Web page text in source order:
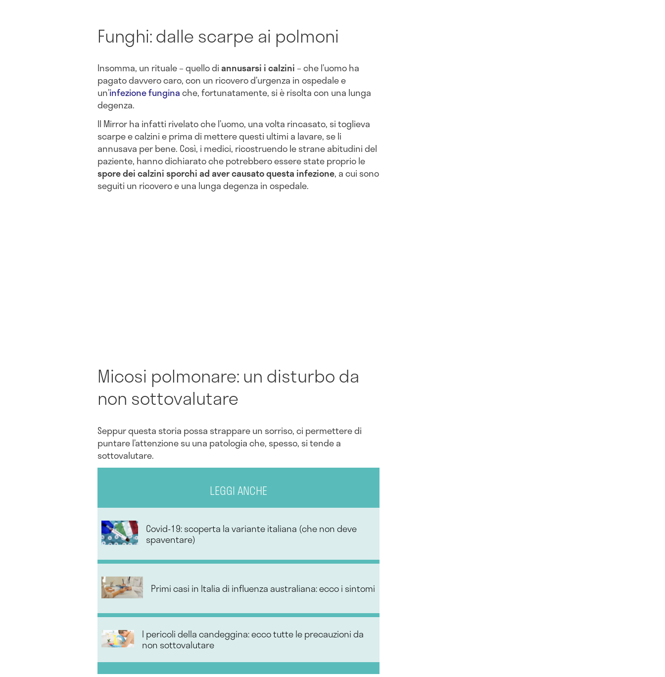
Funghi: dalle scarpe ai polmoni
Insomma, un rituale – quello diannusarsi i calzini – che l’uomo ha
pagato davvero caro, con un ricovero d’urgenza in ospedale e
un’infezione funginache, fortunatamente, si è risolta con una lunga
degenza.
Il Mirror ha infatti rivelato che l’uomo, una volta rincasato, si toglieva
scarpe e calzini e prima di mettere questi ultimi a lavare, se li
annusava per bene. Così, i medici, ricostruendo le strane abitudini del
paziente, hanno dichiarato che potrebbero essere state proprio le
spore dei calzini sporchi ad aver causato questa infezione, a cui sono
seguiti un ricovero e una lunga degenza in ospedale.
Micosi polmonare: un disturbo da
non sottovalutare
Seppur questa storia possa strappare un sorriso, ci permettere di
puntare l’attenzione su una patologia che, spesso, si tende a
sottovalutare.
LEGGI ANCHE
Covid-19: scoperta la variante italiana (che non deve
spaventare)
Primi casi in Italia di influenza australiana: ecco i sintomi
I pericoli della candeggina: ecco tutte le precauzioni da
non sottovalutare